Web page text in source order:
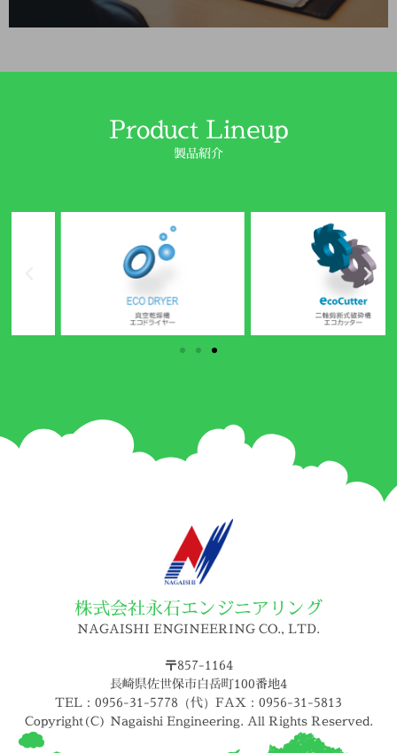
Product Lineup
製品紹介
株式会社永石エンジニアリング
NAGAISHI ENGINEERING CO., LTD.
〒857-1164
長崎県佐世保市白岳町100番地4
TEL：0956-31-5778（代）FAX：0956-31-5813
Copyright(C) Nagaishi Engineering. All Rights Reserved.